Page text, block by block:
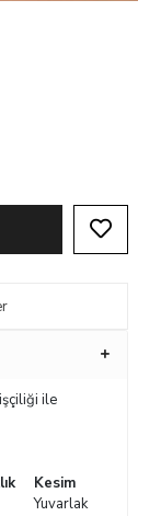
ile
Kesim
Yuvarlak